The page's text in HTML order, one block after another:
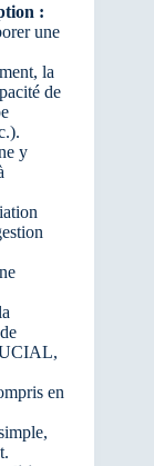
:
une
la
de
y
en